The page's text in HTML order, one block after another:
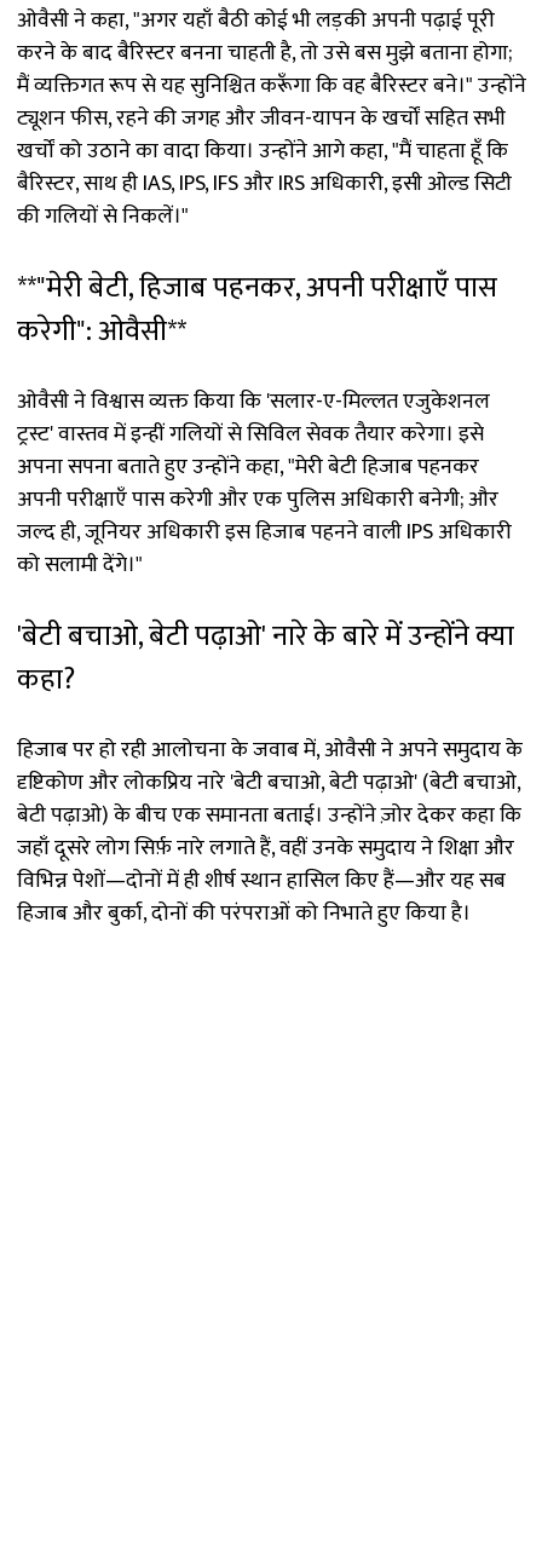
ओवैसी ने कहा, "अगर यहाँ बैठी कोई भी लड़की अपनी पढ़ाई पूरी
करने के बाद बैरिस्टर बनना चाहती है, तो उसे बस मुझे बताना होगा;
मैं व्यक्तिगत रूप से यह सुनिश्चित करूँगा कि वह बैरिस्टर बने।" उन्होंने
ट्यूशन फीस, रहने की जगह और जीवन-यापन के खर्चों सहित सभी
खर्चों को उठाने का वादा किया। उन्होंने आगे कहा, "मैं चाहता हूँ कि
बैरिस्टर, साथ ही IAS, IPS, IFS और IRS अधिकारी, इसी ओल्ड सिटी
की गलियों से निकलें।"
**"मेरी बेटी, हिजाब पहनकर, अपनी परीक्षाएँ पास
करेगी": ओवैसी**
ओवैसी ने विश्वास व्यक्त किया कि 'सलार-ए-मिल्लत एजुकेशनल
ट्रस्ट' वास्तव में इन्हीं गलियों से सिविल सेवक तैयार करेगा। इसे
अपना सपना बताते हुए उन्होंने कहा, "मेरी बेटी हिजाब पहनकर
अपनी परीक्षाएँ पास करेगी और एक पुलिस अधिकारी बनेगी; और
जल्द ही, जूनियर अधिकारी इस हिजाब पहनने वाली IPS अधिकारी
को सलामी देंगे।"
'बेटी बचाओ, बेटी पढ़ाओ' नारे के बारे में उन्होंने क्या
कहा?
हिजाब पर हो रही आलोचना के जवाब में, ओवैसी ने अपने समुदाय के
दृष्टिकोण और लोकप्रिय नारे 'बेटी बचाओ, बेटी पढ़ाओ' (बेटी बचाओ,
बेटी पढ़ाओ) के बीच एक समानता बताई। उन्होंने ज़ोर देकर कहा कि
जहाँ दूसरे लोग सिर्फ़ नारे लगाते हैं, वहीं उनके समुदाय ने शिक्षा और
विभिन्न पेशों—दोनों में ही शीर्ष स्थान हासिल किए हैं—और यह सब
हिजाब और बुर्का, दोनों की परंपराओं को निभाते हुए किया है।